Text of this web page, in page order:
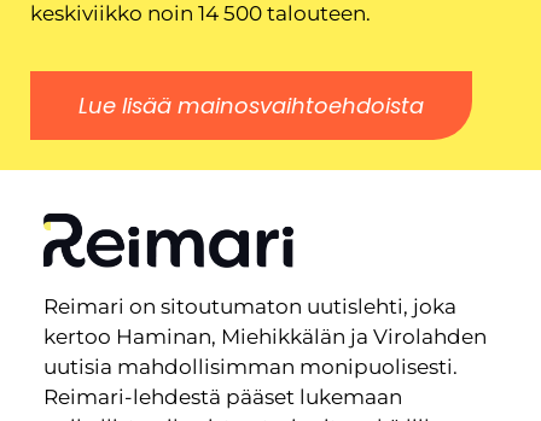
keskiviikko noin 14 500 talouteen.
Lue lisää mainosvaihtoehdoista
Reimari on sitoutumaton uutislehti, joka
kertoo Haminan, Miehikkälän ja Virolahden
uutisia mahdollisimman monipuolisesti.
Reimari-lehdestä pääset lukemaan